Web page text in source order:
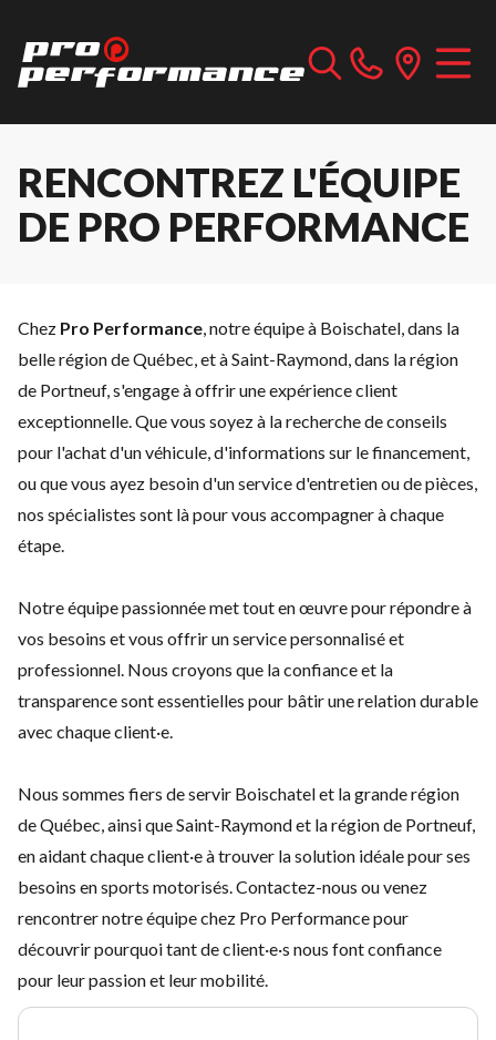
RENCONTREZ L'ÉQUIPE
DE PRO PERFORMANCE
Chez Pro Performance, notre équipe à Boischatel, dans la
belle région de Québec, et à Saint-Raymond, dans la région
de Portneuf, s'engage à offrir une expérience client
exceptionnelle. Que vous soyez à la recherche de conseils
pour l'achat d'un véhicule, d'informations sur lefinancement,
ou que vous ayez besoin d'un service d'entretienou depièces,
nos spécialistes sont là pour vous accompagner à chaque
étape.
Notre équipe passionnée met tout en œuvre pour répondre à
vos besoins et vous offrir un service personnalisé et
professionnel. Nous croyons que la confiance et la
transparence sont essentielles pour bâtir une relation durable
avec chaque client·e.
Nous sommes fiers de servir Boischatel et la grande région
de Québec, ainsi que Saint-Raymond et la région de Portneuf,
en aidant chaque client·e à trouver la solution idéale pour ses
besoins en sports motorisés.Contactez-nous ou venez
rencontrer notre équipe chez Pro Performance pour
découvrir pourquoi tant de client·e·s nous font confiance
pour leur passion et leur mobilité.